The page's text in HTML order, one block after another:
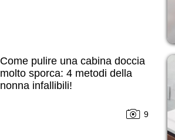
Come pulire una cabina doccia
molto sporca: 4 metodi della
nonna infallibili!
9